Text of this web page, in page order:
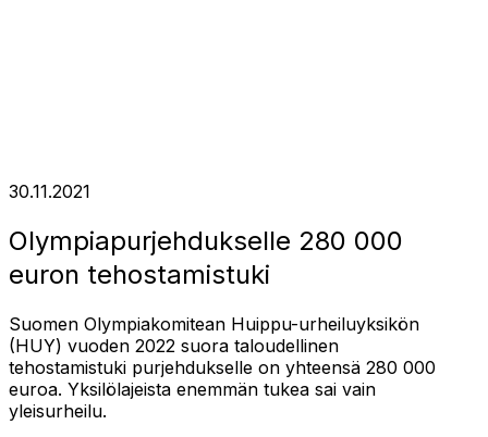
30.11.2021
Olympiapurjehdukselle 280 000
euron tehostamistuki
Suomen Olympiakomitean Huippu-urheiluyksikön
(HUY) vuoden 2022 suora taloudellinen
tehostamistuki purjehdukselle on yhteensä 280 000
euroa. Yksilölajeista enemmän tukea sai vain
yleisurheilu.